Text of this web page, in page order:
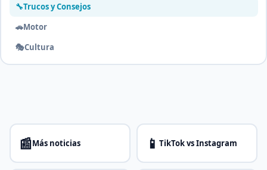
🔧Trucos y Consejos
🚗Motor
🎭Cultura
📰Más noticias 📱 TikTok vs Instagram